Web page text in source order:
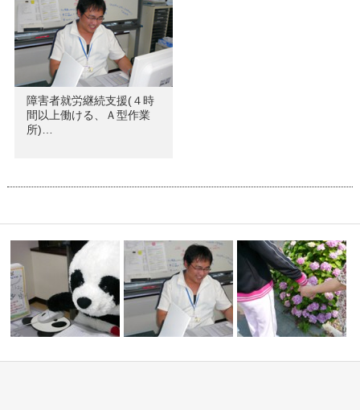
障害者就労継続支援(４時
間以上働ける、Ａ型作業
所)…